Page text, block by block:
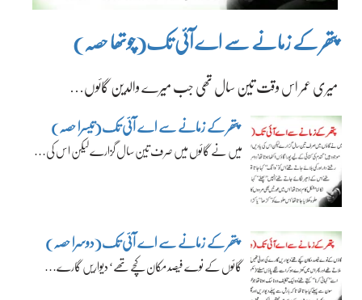
پتھر کے زمانے سے اے آئی تک(چوتھا حصہ)
میری عمر اس وقت تین سال تھی جب میرے والدین گائوں…
پتھر کے زمانے سے اے آئی تک(تیسرا حصہ)
میں نے گائوں میں صرف تین سال گزارے لیکن اس کی…
پتھر کے زمانے سے اے آئی تک(دوسرا حصہ)
گائوں کے نوے فیصد مکان کچے تھے‘ دیواریں گارے…